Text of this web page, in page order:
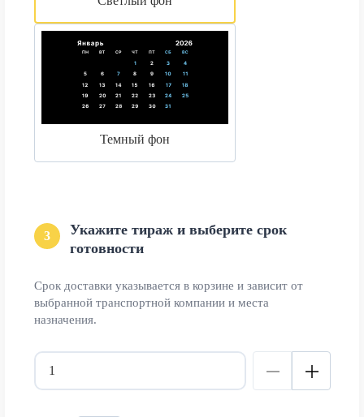
Темный фон
3
Укажите тираж и выберите срок
готовности
Срок доставки указывается в корзине и зависит от
выбранной транспортной компании и места
назначения.